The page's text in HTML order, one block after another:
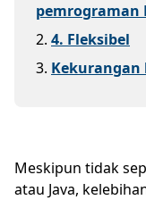
pemrograman
2. 4. Fleksibel
3. Kekurangan
Meskipun tidak
atau Java,